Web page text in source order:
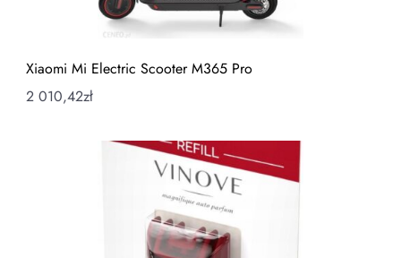
Xiaomi Mi Electric Scooter M365 Pro
2 010,42zł